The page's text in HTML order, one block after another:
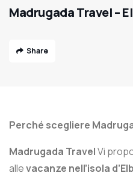
Madrugada Travel –
Share
Perché scegliere
Madrugada TravelVi
allevacanze nell’isola